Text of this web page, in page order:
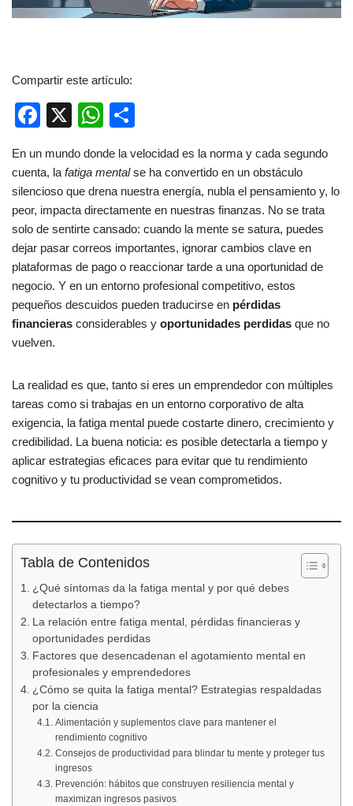
Compartir este artículo:
F
c
e
b
o
o
k
X
W
at
s
A
p
p
m
p
ar
tir
En un mundo donde la velocidad es la norma y cada segundo
cuenta, la fatiga mentalse ha convertido en un obstáculo
silencioso que drena nuestra energía, nubla el pensamiento y, lo
peor, impacta directamente en nuestras finanzas. No se trata
solo de sentirte cansado: cuando la mente se satura, puedes
dejar pasar correos importantes, ignorar cambios clave en
plataformas de pago o reaccionar tarde a una oportunidad de
negocio. Y en un entorno profesional competitivo, estos
pequeños descuidos pueden traducirse en pérdidas
financieras considerables y oportunidades perdidas que no
vuelven.
La realidad es que, tanto si eres un emprendedor con múltiples
tareas como si trabajas en un entorno corporativo de alta
exigencia, la fatiga mental puede costarte dinero, crecimiento y
credibilidad. La buena noticia: es posible detectarla a tiempo y
aplicar estrategias eficaces para evitar que tu rendimiento
cognitivo y tu productividad se vean comprometidos.
Tabla de Contenidos
¿Qué síntomas da la fatiga mental y por qué debes
detectarlos a tiempo?
La relación entre fatiga mental, pérdidas financieras y
oportunidades perdidas
Factores que desencadenan el agotamiento mental en
profesionales y emprendedores
¿Cómo se quita la fatiga mental? Estrategias respaldadas
por la ciencia
Alimentación y suplementos clave para mantener el
rendimiento cognitivo
Consejos de productividad para blindar tu mente y proteger tus
ingresos
Prevención: hábitos que construyen resiliencia mental y
maximizan ingresos pasivos